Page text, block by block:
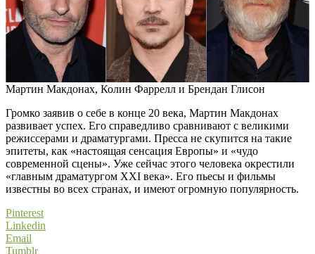
Мартин Макдонах, Колин Фаррелл и Брендан Глисон
Громко заявив о себе в конце 20 века, Мартин Макдонах
развивает успех. Его справедливо сравнивают с великими
режиссерами и драматургами. Пресса не скупится на такие
эпитеты, как «настоящая сенсация Европы» и «чудо
современной сцены». Уже сейчас этого человека окрестили
«главным драматургом ХХI века». Его пьесы и фильмы
известны во всех странах, и имеют огромную популярность.
Pinterest
Linkedin
Email
Tumblr